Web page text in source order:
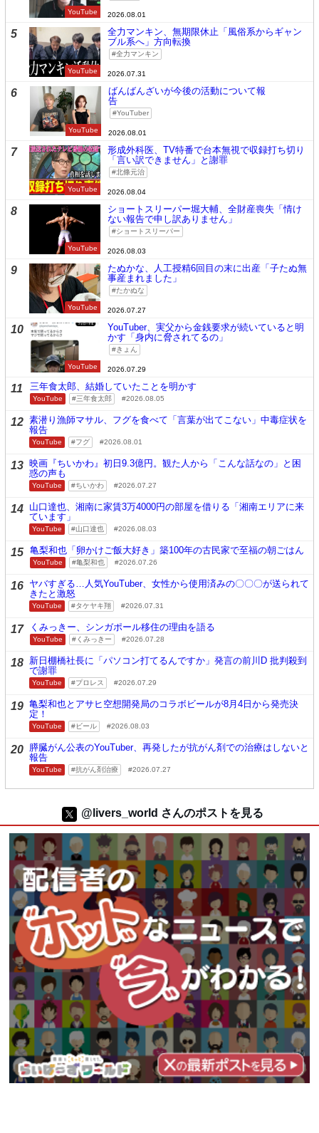
YouTube 2026.08.01
5
YouTube
全力マンキン、無期限休止「風俗系からギャン
ブル系へ」方向転換
全力マンキン
2026.07.31
6
YouTube
ばんばんざいが今後の活動について報
告
YouTuber
2026.08.01
7
YouTube
形成外科医、TV特番で台本無視で収録打ち切り
「言い訳できません」と謝罪
北條元治
2026.08.04
8
YouTube
ショートスリーパー堀大輔、全財産喪失「情け
ない報告で申し訳ありません」
ショートスリーパー
2026.08.03
9
YouTube
たぬかな、人工授精6回目の末に出産「子たぬ無
事産まれました」
たかぬな
2026.07.27
10
YouTube
YouTuber、実父から金銭要求が続いていると明
かす「身内に脅されてるの」
きょん
2026.07.29
11 三年食太郎、結婚していたことを明かす
YouTube 三年食太郎 2026.08.05
12 素潜り漁師マサル、フグを食べて「言葉が出てこない」中毒症状を
報告
YouTube フグ 2026.08.01
13 映画『ちいかわ』初日9.3億円。観た人から「こんな話なの」と困
惑の声も
YouTube ちいかわ 2026.07.27
14 山口達也、湘南に家賃3万4000円の部屋を借りる「湘南エリアに来
ています」
YouTube 山口達也 2026.08.03
15 亀梨和也「卵かけご飯大好き」築100年の古民家で至福の朝ごはん
YouTube 亀梨和也 2026.07.26
16 ヤバすぎる…人気YouTuber、女性から使用済みの〇〇〇が送られて
きたと激怒
YouTube タケヤキ翔 2026.07.31
17 くみっきー、シンガポール移住の理由を語る
YouTube くみっきー 2026.07.28
18 新日棚橋社長に「パソコン打てるんですか」発言の前川D 批判殺到
で謝罪
YouTube プロレス 2026.07.29
19 亀梨和也とアサヒ空想開発局のコラボビールが8月4日から発売決
定！
YouTube ビール 2026.08.03
20 膵臓がん公表のYouTuber、再発したが抗がん剤での治療はしないと
報告
YouTube 抗がん剤治療 2026.07.27
@livers_world さんのポストを見る